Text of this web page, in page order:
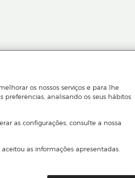
Para quem
os nossos serviços e para lhe
analisando os seus hábitos
as configurações, consulte a nossa
as informações apresentadas.